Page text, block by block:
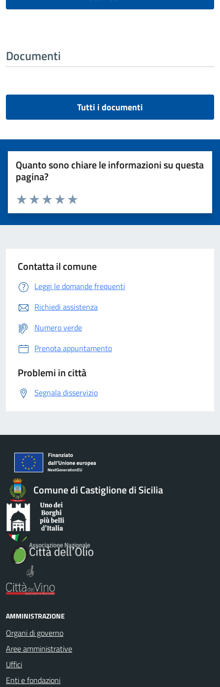
Documenti
Tutti i documenti
Quanto sono chiare le informazioni su questa
pagina?
Valuta 5 stelle su 5
Valuta 4 stelle su 5
Valuta 3 stelle su 5
Valuta 2 stelle su 5
Valuta 1 stelle su 5
Contatta il comune
Leggi le domande frequenti
Richiedi assistenza
Numero verde
Prenota appuntamento
Problemi in città
Segnala disservizio
Comune di Castiglione di Sicilia
AMMINISTRAZIONE
Organi di governo
Aree amministrative
Uffici
Enti e fondazioni